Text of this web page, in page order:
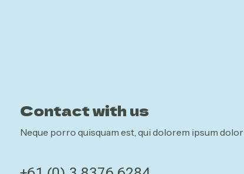
Contact with us
Neque porro quisquam est, qui dolorem ipsum dolor